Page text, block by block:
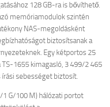
128 GB-ra is bővíthető.
memóriamodulok szintén
NAS-megoldásként
biztosítsanak a
Egy kétportos 25
1655 kimagasló, 3 499/2 465
sebességet biztosít.
1 G/100 M) hálózati portot